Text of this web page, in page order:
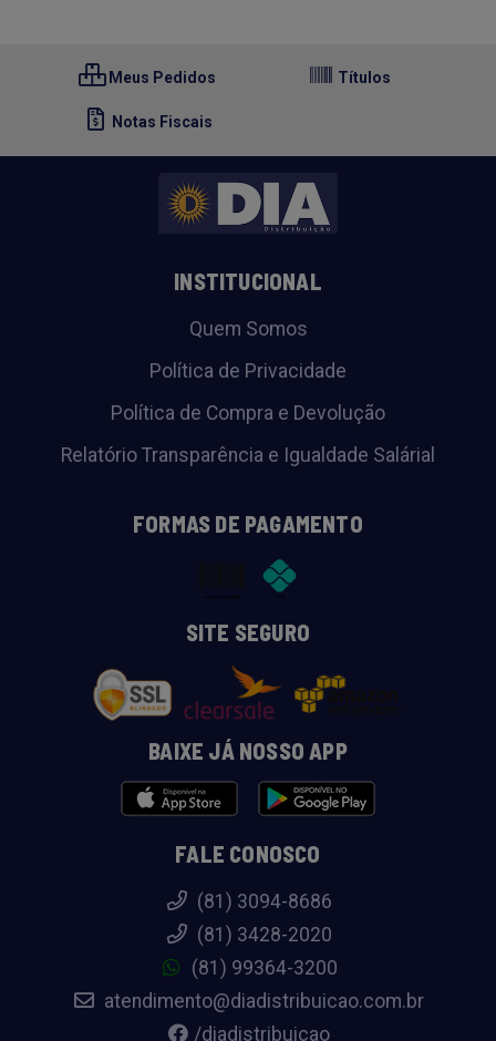
Meus Pedidos Títulos
Notas Fiscais
INSTITUCIONAL
Quem Somos
Política de Privacidade
Política de Compra e Devolução
Relatório Transparência e Igualdade Salárial
FORMAS DE PAGAMENTO
SITE SEGURO
BAIXE JÁ NOSSO APP
FALE CONOSCO
(81) 3094-8686
(81) 3428-2020
(81) 99364-3200
atendimento@diadistribuicao.com.br
/diadistribuicao